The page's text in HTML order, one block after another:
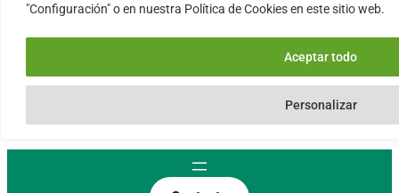
"Configuración" o en nuestra Política de Cookies en este sitio web.
Personalizar
Aceptar todo
08004 – Barcelona
Cataluña – España
SLA 24 hs. Soporte Online
Lun – Vie 9:00 AM a 6:00PM